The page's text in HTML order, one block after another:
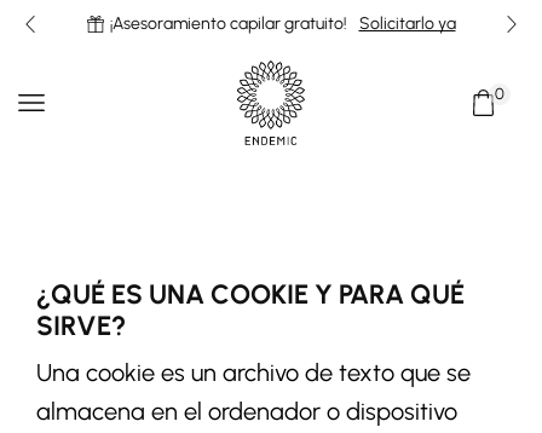
¡Asesoramiento capilar gratuito! Solicitarlo ya
0
¿QUÉ ES UNA COOKIE Y PARA QUÉ
SIRVE?
Una cookie es un archivo de texto que se
almacena en el ordenador o dispositivo